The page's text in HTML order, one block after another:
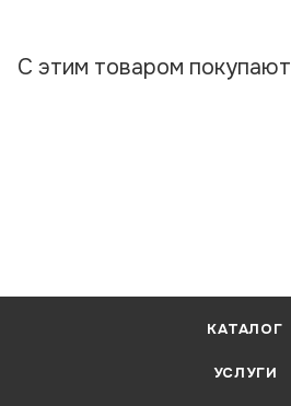
С этим товаром покупают
КАТАЛОГ
УСЛУГИ